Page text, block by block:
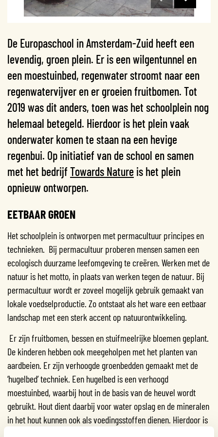
De Europaschool in Amsterdam-Zuid heeft een
levendig, groen plein. Er is een wilgentunnel en
een moestuinbed, regenwater stroomt naar een
regenwatervijver en er groeien fruitbomen. Tot
2019 was dit anders, toen was het schoolplein nog
helemaal betegeld. Hierdoor is het plein vaak
onderwater komen te staan na een hevige
regenbui. Op initiatief van de school en samen
met het bedrijfTowards Nature is het plein
opnieuw ontworpen.
EETBAAR GROEN
Het schoolplein is ontworpen met permacultuur principes en
technieken. Bij permacultuur proberen mensen samen een
ecologisch duurzame leefomgeving te creëren. Werken met de
natuur is het motto, in plaats van werken tegen de natuur. Bij
permacultuur wordt er zoveel mogelijk gebruik gemaakt van
lokale voedselproductie. Zo ontstaat als het ware een eetbaar
landschap met een sterk accent op natuurontwikkeling.
Er zijn fruitbomen, bessen en stuifmeelrijke bloemen geplant.
De kinderen hebben ook meegeholpen met het planten van
aardbeien. Er zijn verhoogde groenbedden gemaakt met de
‘hugelbed’ techniek. Een hugelbed is een verhoogd
moestuinbed, waarbij hout in de basis van de heuvel wordt
gebruikt. Hout dient daarbij voor water opslag en de mineralen
in het hout kunnen ook als voedingsstoffen dienen. Hierdoor is